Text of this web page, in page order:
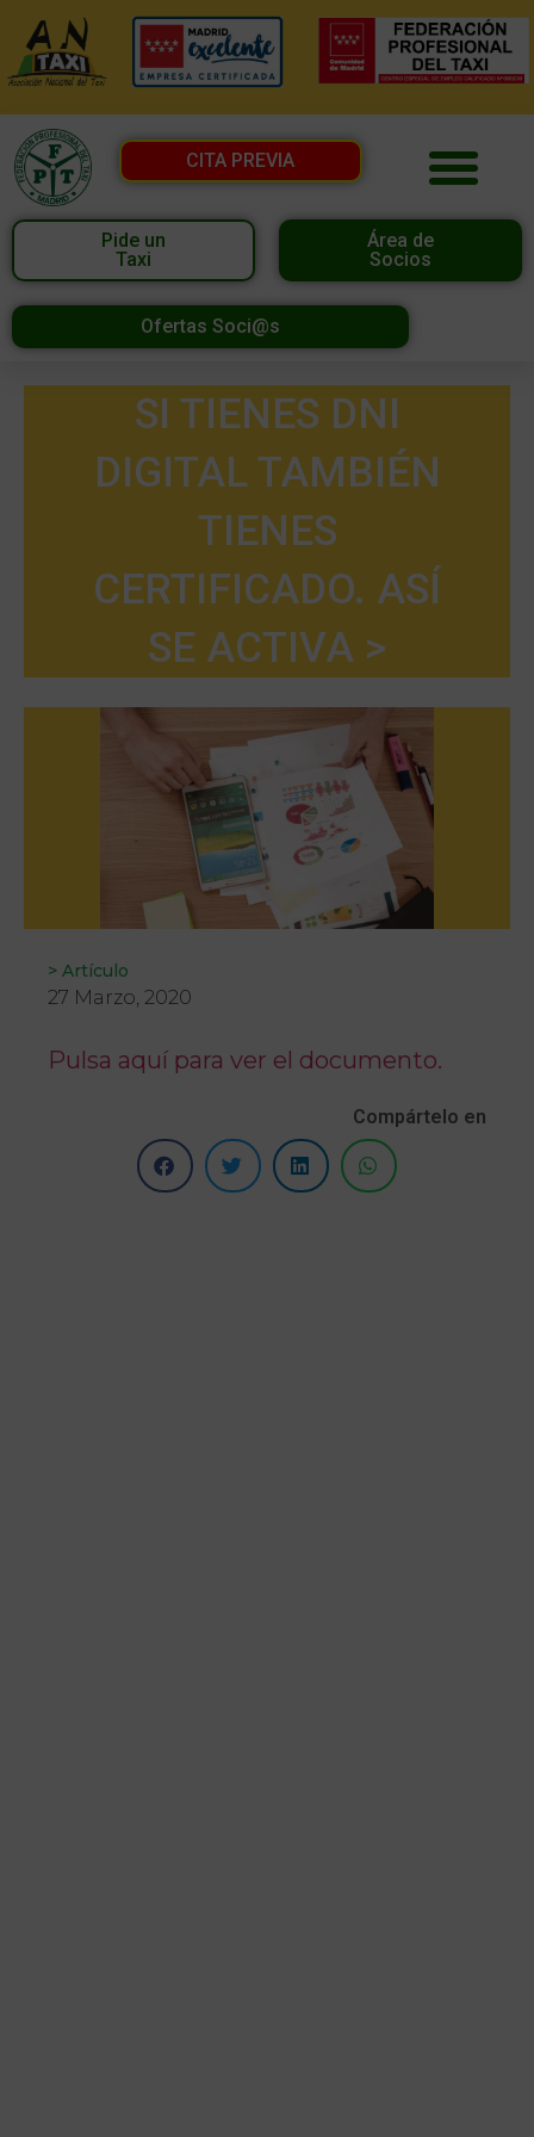
CITA PREVIA
Pide un
Taxi
Área de
Socios
Ofertas Soci@s
SI TIENES DNI
DIGITAL TAMBIÉN
TIENES
CERTIFICADO. ASÍ
SE ACTIVA >
> Artículo
27 Marzo, 2020
Pulsa aquí para ver el documento.
Compártelo en